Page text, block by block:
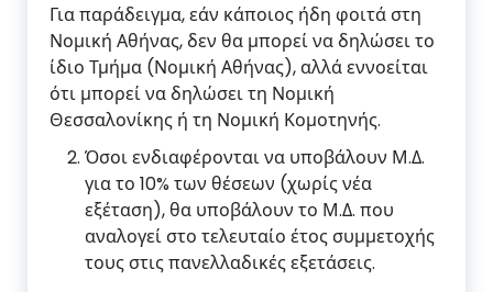
Για παράδειγμα, εάν κάποιος ήδη φοιτά στη
Νομική Αθήνας, δεν θα μπορεί να δηλώσει το
ίδιο Τμήμα (Νομική Αθήνας), αλλά εννοείται
ότι μπορεί να δηλώσει τη Νομική
Θεσσαλονίκης ή τη Νομική Κομοτηνής.
Όσοι ενδιαφέρονται να υποβάλουν Μ.Δ.
για το 10% των θέσεων (χωρίς νέα
εξέταση), θα υποβάλουν το Μ.Δ. που
αναλογεί στο τελευταίο έτος συμμετοχής
τους στις πανελλαδικές εξετάσεις.